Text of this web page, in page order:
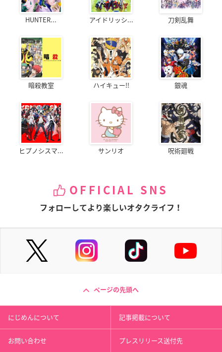
HUNTER... アイドリッシ... 刀剣乱舞
暗殺教室 ハイキュー!! 銀魂
ヒプノシスマ... サンリオ 呪術廻戦
OFFICIAL SNS
フォローしてより楽しいオタクライフ！
ページの先頭へ
にじめんについて 記事掲載について
お問い合わせ プレスリリース送付先